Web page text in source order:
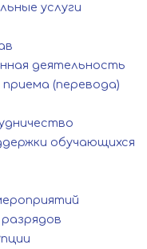
услуги
деятельность
(перевода)
обучающихся